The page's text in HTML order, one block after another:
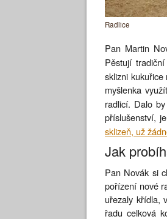
Radlice
Pan Martin
Pěstují
sklizni
myšlenka
radlicí. Dalo
příslušenství,
sklizeň, už
Jak
Pan Novák si
pořízení nové
uřezaly křídla,
řadu celková